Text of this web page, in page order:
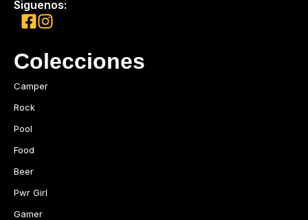
Siguenos:
Colecciones
Camper
Rock
Pool
Food
Beer
Pwr Girl
Gamer